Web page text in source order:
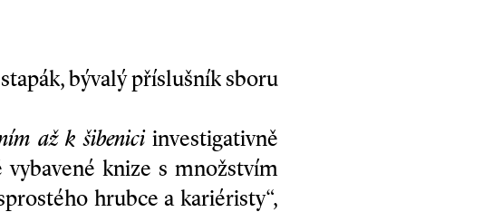
bývalý příslušník sboru
až k šibeniciinvestigativně
knize s množstvím
hrubce a kariéristy“,